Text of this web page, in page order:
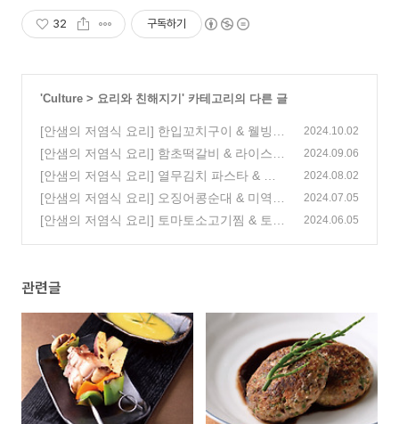
32 구독하기
'Culture > 요리와 친해지기 ' 카테고리의 다른 글
[안샘의 저염식 요리] 한입꼬치구이 & 웰빙꼬
치
(1)
2024.10.02
[안샘의 저염식 요리] 함초떡갈비 & 라이스버
거떡갈비
(2)
2024.09.06
[안샘의 저염식 요리] 열무김치 파스타 & 간
편 콩국수
(0)
2024.08.02
[안샘의 저염식 요리] 오징어콩순대 & 미역
닭가슴살전
(1)
2024.07.05
[안샘의 저염식 요리] 토마토소고기찜 & 토마
2024.06.05
관련글